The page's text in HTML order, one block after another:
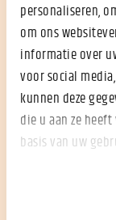
personaliseren,
om ons
informatie over
voor social
kunnen deze
die u aan ze
basis van uw
Heb je nog
omdat je
drukbezocht
zoals het
liquiditeit van je
volhouden met
een beroep kunt